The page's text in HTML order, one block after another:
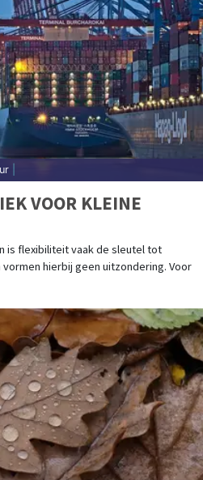
VOOR KLEINE
is flexibiliteit vaak de sleutel tot
hierbij geen uitzondering. Voor